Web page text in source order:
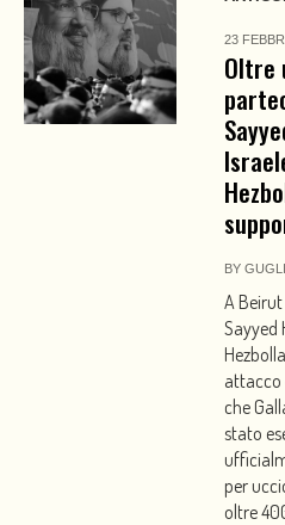
23
Oltre
BY
A
Sayyed
attacco
che
stato
per
oltre